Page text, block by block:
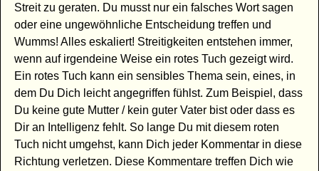
Streit zu geraten. Du musst nur ein falsches Wort sagen
oder eine ungewöhnliche Entscheidung treffen und
Wumms! Alles eskaliert! Streitigkeiten entstehen immer,
wenn auf irgendeine Weise ein rotes Tuch gezeigt wird.
Ein rotes Tuch kann ein sensibles Thema sein, eines, in
dem Du Dich leicht angegriffen fühlst. Zum Beispiel, dass
Du keine gute Mutter / kein guter Vater bist oder dass es
Dir an Intelligenz fehlt. So lange Du mit diesem roten
Tuch nicht umgehst, kann Dich jeder Kommentar in diese
Richtung verletzen. Diese Kommentare treffen Dich wie